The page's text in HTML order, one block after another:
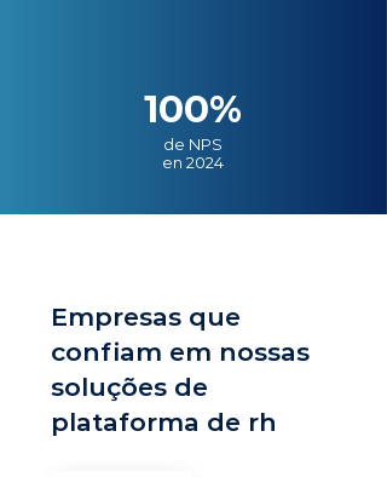
100%
de NPS
en 2024
Empresas que
confiam em nossas
soluções de
plataforma de rh